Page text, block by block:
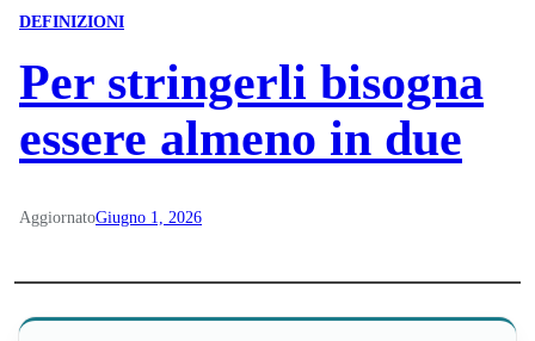
DEFINIZIONI
Per stringerli bisogna
essere almeno in due
AggiornatoGiugno 1, 2026